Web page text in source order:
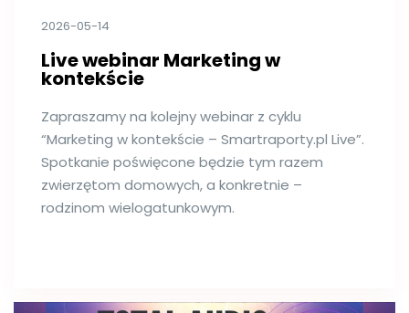
2026-05-14
Live webinar Marketing w
kontekście
Zapraszamy na kolejny webinar z cyklu
“Marketing w kontekście – Smartraporty.pl Live”.
Spotkanie poświęcone będzie tym razem
zwierzętom domowych, a konkretnie –
rodzinom wielogatunkowym.